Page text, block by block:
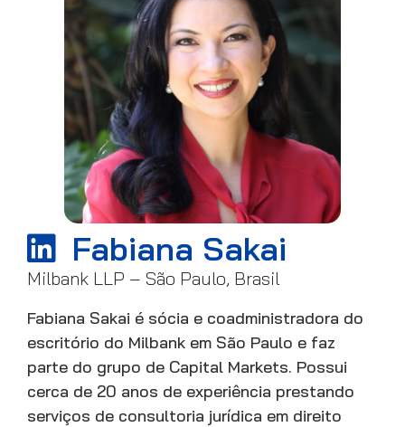
Fabiana Sakai
Milbank LLP – São Paulo, Brasil
Fabiana Sakai é sócia e coadministradora do
escritório do Milbank em São Paulo e faz
parte do grupo de Capital Markets. Possui
cerca de 20 anos de experiência prestando
serviços de consultoria jurídica em direito